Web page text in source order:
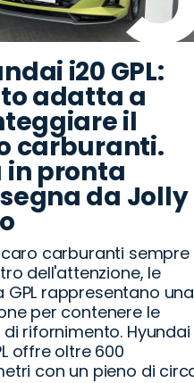
i20 GPL:
adatta a
il
carburanti.
in pronta
da Jolly
carburanti sempre
dell'attenzione, le
GPL rappresentano una
per contenere le
di rifornimento. Hyundai
offre oltre 600
con un pieno di